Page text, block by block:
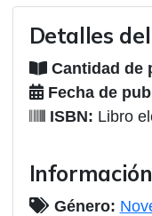
Detalles
Cantidad de
Fecha de
ISBN: Libro
Género: